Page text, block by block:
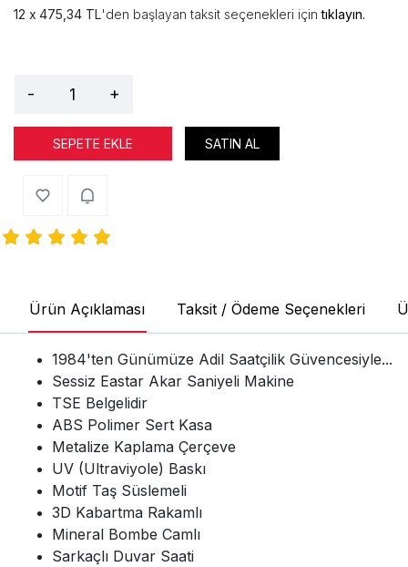
475,34 TL'den başlayan taksit seçenekleri içintıklayın.
- +
SEPETE EKLE SATIN AL
Ürün Açıklaması Taksit / Ödeme Seçenekleri
1984'ten Günümüze Adil Saatçilik Güvencesiyle...
Sessiz Eastar Akar Saniyeli Makine
TSE Belgelidir
ABS Polimer Sert Kasa
Metalize Kaplama Çerçeve
UV (Ultraviyole) Baskı
Motif Taş Süslemeli
3D Kabartma Rakamlı
Mineral Bombe Camlı
Sarkaçlı Duvar Saati